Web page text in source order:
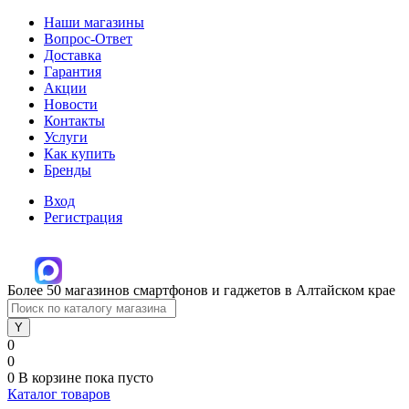
Наши магазины
Вопрос-Ответ
Доставка
Гарантия
Акции
Новости
Контакты
Услуги
Как купить
Бренды
Вход
Регистрация
Более 50 магазинов смартфонов и гаджетов в Алтайском крае
0
0
0 В корзине пока пусто
Каталог товаров